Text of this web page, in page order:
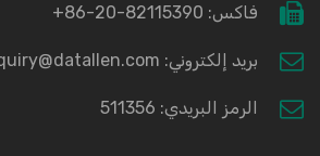
فاكس: +86-20-82115390
بريد إلكتروني: inquiry@datallen.com
الرمز البريدي: 511356